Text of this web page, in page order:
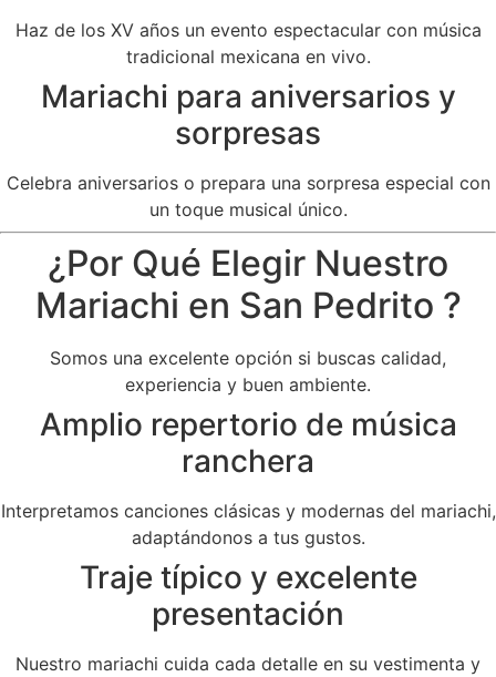
Haz de los XV años un evento espectacular con música
tradicional mexicana en vivo.
Mariachi para aniversarios y
sorpresas
Celebra aniversarios o prepara una sorpresa especial con
un toque musical único.
¿Por Qué Elegir Nuestro
Mariachi en San Pedrito ?
Somos una excelente opción si buscas calidad,
experiencia y buen ambiente.
Amplio repertorio de música
ranchera
Interpretamos canciones clásicas y modernas del mariachi,
adaptándonos a tus gustos.
Traje típico y excelente
presentación
Nuestro mariachi cuida cada detalle en su vestimenta y